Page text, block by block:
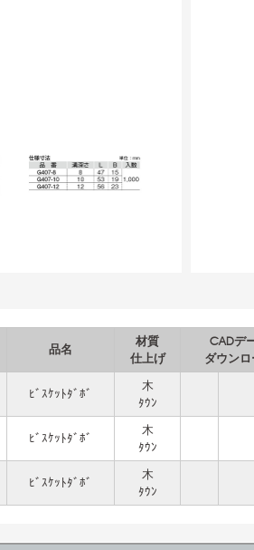
品名
材質
仕上げ
CADデ
ダウンロ
ﾋﾞｽｹｯﾄﾀﾞﾎﾞ
木
ﾀｳﾝ
ﾋﾞｽｹｯﾄﾀﾞﾎﾞ
木
ﾀｳﾝ
ﾋﾞｽｹｯﾄﾀﾞﾎﾞ
木
ﾀｳﾝ